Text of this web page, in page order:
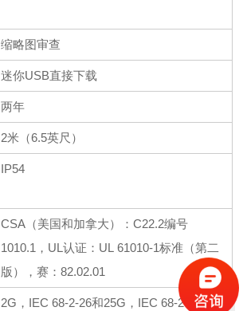
缩略图审查
迷你USB直接下载
两年
2米（6.5英尺）
IP54
CSA （美国和加拿大）：C22.2编号
1010.1 ， UL认证： UL 61010-1标准（第二
版），赛：82.02.01
2G ， IEC 68-2-26和25G ， IEC 68-2-29